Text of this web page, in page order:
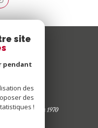
site
pendant
des
des
!